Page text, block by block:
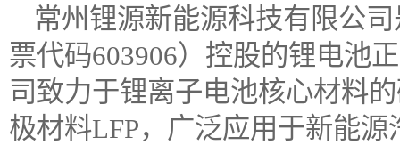
常州锂源新能源科技有限公
票代码603906）控股的锂电池
司致力于锂离子电池核心材料
极材料LFP，广泛应用于新能